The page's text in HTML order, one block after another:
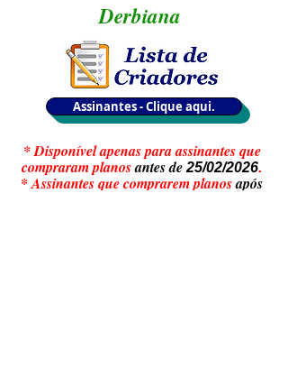
Derbiana
Assinantes - Clique aqui.
* Disponível apenas para assinantes que
compraram planosantes de25/02/2026.
* Assinantes que comprarem planosapós